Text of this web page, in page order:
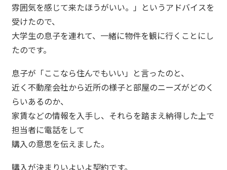
雰囲気を感じて来たほうがいい。」というアドバイスを
受けたので、
大学生の息子を連れて、一緒に物件を観に行くことにし
たのです。
息子が「ここなら住んでもいい」と言ったのと、
近く不動産会社から近所の様子と部屋のニーズがどのく
らいあるのか、
家賃などの情報を入手し、それらを踏まえ納得した上で
担当者に電話をして
購入の意思を伝えました。
購入が決まりいよいよ契約です。